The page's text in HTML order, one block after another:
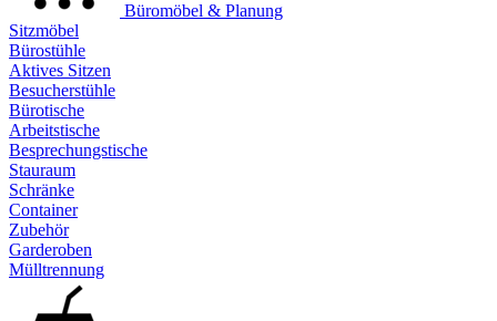
Büromöbel & Planung
Sitzmöbel
Bürostühle
Aktives Sitzen
Besucherstühle
Bürotische
Arbeitstische
Besprechungstische
Stauraum
Schränke
Container
Zubehör
Garderoben
Mülltrennung